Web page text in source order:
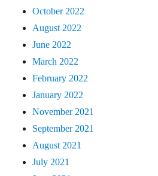
October 2022
August 2022
June 2022
March 2022
February 2022
January 2022
November 2021
September 2021
August 2021
July 2021